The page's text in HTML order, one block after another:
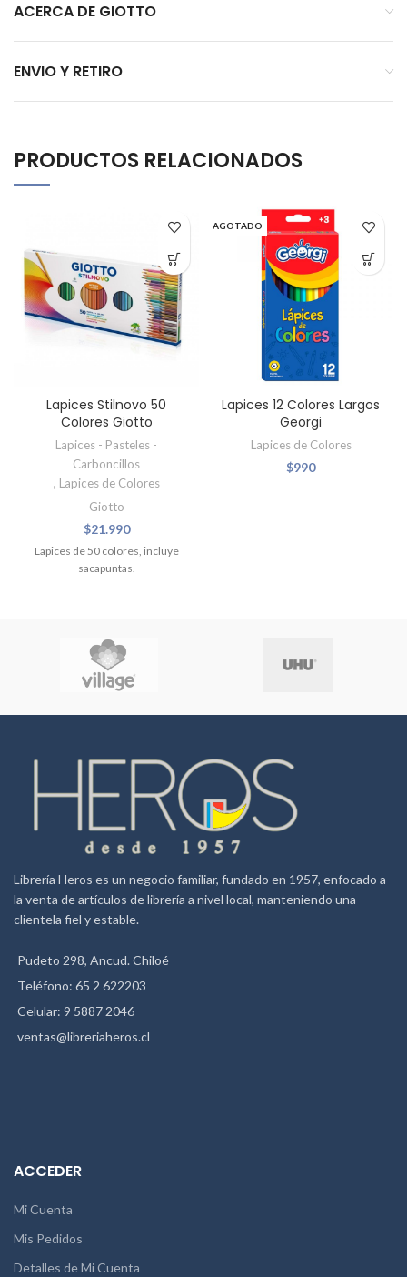
ACERCA DE GIOTTO
ENVIO Y RETIRO
PRODUCTOS RELACIONADOS
Lapices Stilnovo 50
Colores Giotto
Lapices - Pasteles -
Carboncillos
, Lapices de Colores
Giotto
$21.990
Lapices de 50 colores, incluye
sacapuntas.
AGOTADO
Lapices 12 Colores Largos
Georgi
Lapices de Colores
$990
Librería Heros es un negocio familiar, fundado en 1957, enfocado a
la venta de artículos de librería a nivel local, manteniendo una
clientela fiel y estable.
Pudeto 298, Ancud. Chiloé
Teléfono: 65 2 622203
Celular: 9 5887 2046
ventas@libreriaheros.cl
ACCEDER
Mi Cuenta
Mis Pedidos
Detalles de Mi Cuenta